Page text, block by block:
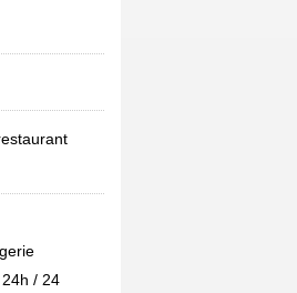
/ 24